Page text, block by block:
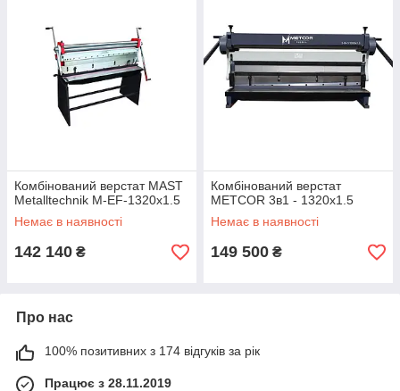
Комбінований верстат MAST
Metalltechnik M-EF-1320x1.5
Немає в наявності
142 140 ₴
Комбінований верстат
METCOR 3в1 - 1320x1.5
Немає в наявності
149 500 ₴
Про нас
100% позитивних з 174 відгуків за рік
Працює з 28.11.2019